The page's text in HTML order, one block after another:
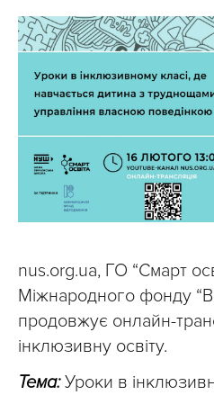
nus.org.ua, ГО “Смарт
Міжнародного фонду
продовжує онлайн-
інклюзивну освіту.
Тема:Уроки в